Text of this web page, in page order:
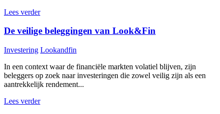
Lees verder
De veilige beleggingen van Look&Fin
Investering Lookandfin
In een context waar de financiële markten volatiel blijven, zijn
beleggers op zoek naar investeringen die zowel veilig zijn als een
aantrekkelijk rendement...
Lees verder